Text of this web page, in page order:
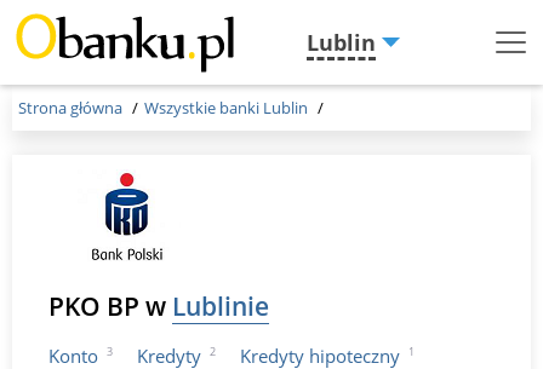
Lublin
Menu
Strona główna Wszystkie banki Lublin
PKO BP w Lublinie
Konto 3 Kredyty 2 Kredyty hipoteczny 1